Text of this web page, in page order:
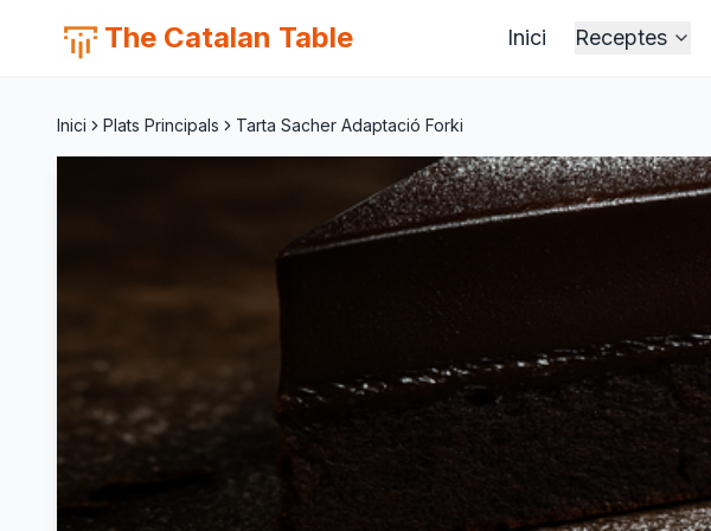
The Catalan Table Inici Receptes
Inici Plats Principals Tarta Sacher Adaptació Forki